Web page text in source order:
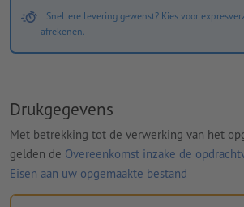
Snellere levering gewenst? Kies voor
afrekenen.
Drukgegevens
Met betrekking tot de verwerking van het
gelden de Overeenkomst inzake de
Eisen aan uw opgemaakte bestand